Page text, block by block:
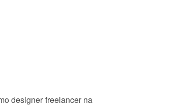
designer freelancer na